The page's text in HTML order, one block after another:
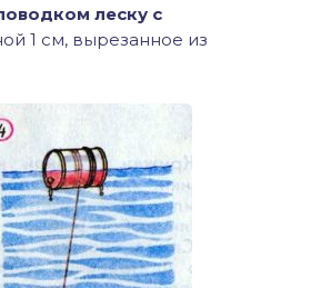
леску с
1 см, вырезанное из